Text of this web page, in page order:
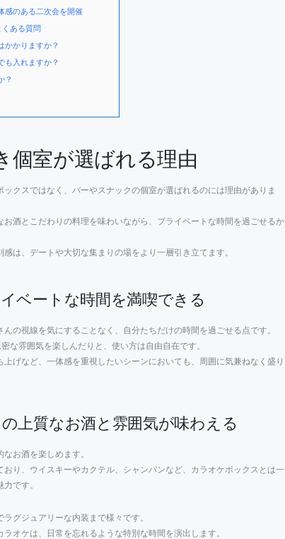
感のある二次会を開催
ある質問
かかりますか？
も入れますか？
？
個室が選ばれる理由
クスではなく、バーやスナックの個室が選ばれるのには理由がありま
酒とこだわりの料理を味わいながら、プライベートな時間を過ごせるか
は、デートや大切な集まりの場をより一層引き立てます。
ベートな時間を満喫できる
の視線を気にすることなく、自分たちだけの時間を過ごせる点です。
な雰囲気を楽しんだりと、使い方は自由自在です。
げなど、一体感を重視したいシーンにおいても、周囲に気兼ねなく盛り
上質なお酒と雰囲気が味わえる
お酒を楽しめます。
り、ウイスキーやカクテル、シャンパンなど、カラオケボックスとは一
です。
グジュアリーな内装まで様々です。
オケは、日常を忘れるような特別な時間を演出します。